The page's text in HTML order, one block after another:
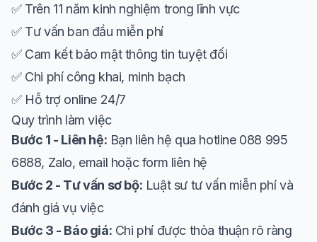
✅ Trên 11 năm kinh nghiệm trong lĩnh vực
✅ Tư vấn ban đầu miễn phí
✅ Cam kết bảo mật thông tin tuyệt đối
✅ Chi phí công khai, minh bạch
✅ Hỗ trợ online 24/7
Quy trình làm việc
Bước 1 - Liên hệ: Bạn liên hệ qua hotline 088 995
6888, Zalo, email hoặc form liên hệ
Bước 2 - Tư vấn sơ bộ: Luật sư tư vấn miễn phí và
đánh giá vụ việc
Bước 3 - Báo giá: Chi phí được thỏa thuận rõ ràng